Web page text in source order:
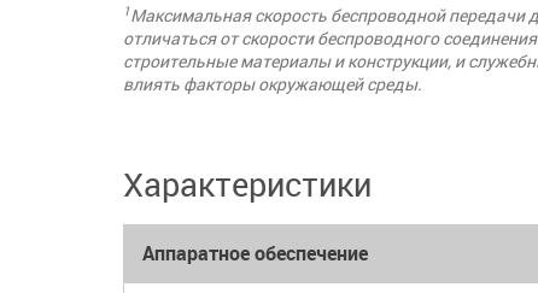
1Максимальная скорость беспроводной передачи
отличаться от скорости беспроводного
строительные материалы и конструкции, и
влиять факторы окружающей среды.
Характеристики
Аппаратное обеспечение